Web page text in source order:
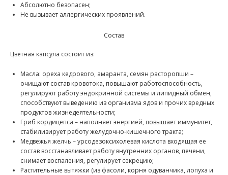
Абсолютно безопасен;
Не вызывает аллергических проявлений.
Состав
Цветная капсула состоит из:
Масла: ореха кедрового, амаранта, семян расторопши –
очищают состав кровотока, повышают работоспособность,
регулируют работу эндокринной системы и липидный обмен,
способствуют выведению из организма ядов и прочих вредных
продуктов жизнедеятельности;
Гриб кордицепса – наполняет энергией, повышает иммунитет,
стабилизирует работу желудочно-кишечного тракта;
Медвежья желчь – урсодезоксихолевая кислота входящая ее
состав восстанавливает работу внутренних органов, печени,
снимает воспаления, регулирует секрецию;
Растительные вытяжки (из фасоли, корня одуванчика, лопуха и